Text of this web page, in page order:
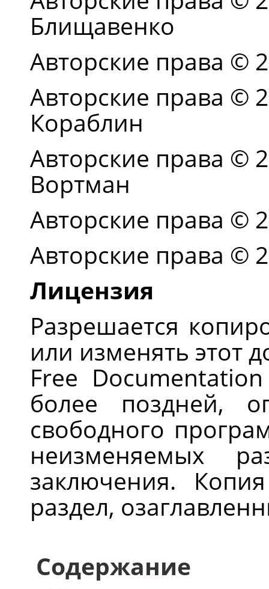
Блищавенко
Авторские права ©
Авторские права ©
Кораблин
Авторские права ©
Вортман
Авторские права ©
Авторские права ©
Лицензия
Разрешается
или изменять этот
Free
более поздней,
свободного
неизменяемых
заключения.
раздел,
Содержание